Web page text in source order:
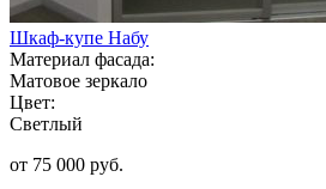
Шкаф-купе Набу
Материал фасада:
Матовое зеркало
Цвет:
Светлый
от 75 000 руб.